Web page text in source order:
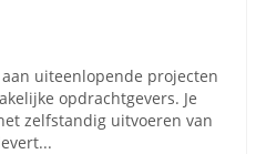
uiteenlopende projecten
opdrachtgevers. Je
zelfstandig uitvoeren van